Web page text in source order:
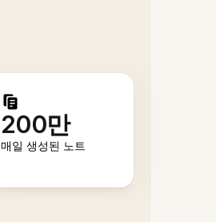
200만
매일 생성된 노트